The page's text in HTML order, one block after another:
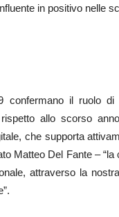
in positivo nelle
il ruolo di
allo scorso
che supporta
Matteo Del Fante –
attraverso la